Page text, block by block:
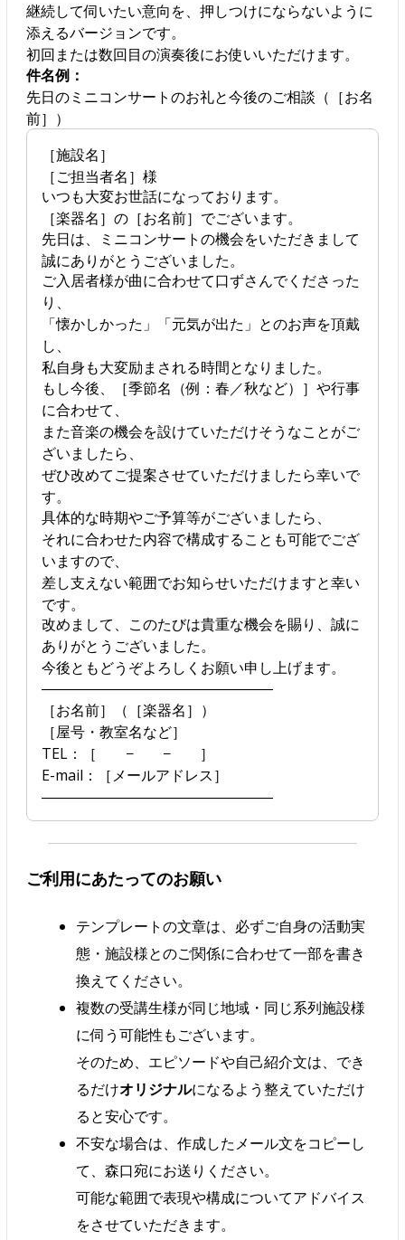
継続して伺いたい意向を、押しつけにならないように
添えるバージョンです。
初回または数回目の演奏後にお使いいただけます。
件名例：
先日のミニコンサートのお礼と今後のご相談（［お名
前］）
［施設名］
［ご担当者名］様
いつも大変お世話になっております。
［楽器名］の［お名前］でございます。
先日は、ミニコンサートの機会をいただきまして
誠にありがとうございました。
ご入居者様が曲に合わせて口ずさんでくださった
り、
「懐かしかった」「元気が出た」とのお声を頂戴
し、
私自身も大変励まされる時間となりました。
もし今後、［季節名（例：春／秋など）］や行事
に合わせて、
また音楽の機会を設けていただけそうなことがご
ざいましたら、
ぜひ改めてご提案させていただけましたら幸いで
す。
具体的な時期やご予算等がございましたら、
それに合わせた内容で構成することも可能でござ
いますので、
差し支えない範囲でお知らせいただけますと幸い
です。
改めまして、このたびは貴重な機会を賜り、誠に
ありがとうございました。
今後ともどうぞよろしくお願い申し上げます。
――――――――――――――――
［お名前］（［楽器名］）
［屋号・教室名など］
TEL：［ − − ］
E-mail：［メールアドレス］
――――――――――――――――
ご利用にあたってのお願い
テンプレートの文章は、必ずご自身の活動実
態・施設様とのご関係に合わせて一部を書き
換えてください。
複数の受講生様が同じ地域・同じ系列施設様
に伺う可能性もございます。
そのため、エピソードや自己紹介文は、でき
るだけオリジナルになるよう整えていただけ
ると安心です。
不安な場合は、作成したメール文をコピーし
て、森口宛にお送りください。
可能な範囲で表現や構成についてアドバイス
をさせていただきます。